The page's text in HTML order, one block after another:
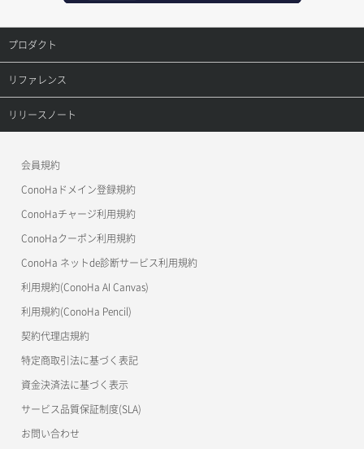
プロダクト
プロダクトトップ
ConoHa VPS(Ver.3.0)
ConoHa for GAME
リファレンス
リファレンストップ
OpenStack CLI
Terraform
s3cmd
公開API(ConoHa VPS Ver.2.0)
リリースノート
会員規約
ConoHaドメイン登録規約
ConoHaチャージ利用規約
ConoHaクーポン利用規約
ConoHa ネットde診断サービス利用規約
利用規約(ConoHa AI Canvas)
利用規約(ConoHa Pencil)
契約代理店規約
特定商取引法に基づく表記
資金決済法に基づく表示
サービス品質保証制度(SLA)
お問い合わせ